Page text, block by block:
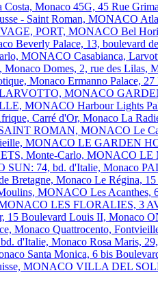
Costa, Monaco 45G, 45 Rue
- Saint Roman, MONACO
PORT, MONACO Bel
Beverly Palace, 13, boulevard
MONACO Casabianca,
Monaco Domes, 2, rue des Lilas,
Monaco Ermanno Palace,
MONACO
MONACO Harbour Lights
Carré d'Or, Monaco La
ROMAN, MONACO Le
MONACO LE GARDEN
Monte-Carlo, MONACO LE
SUN: 74, bd. d'Italie, Monaco
Bretagne, Monaco Le Régina,
MONACO Les Acanthes,
LES FLORALIES, 3
15 Boulevard Louis II, Monaco
Monaco Quattrocento,
d'Italie, Monaco Rosa Maris,
Santa Monica, 6 bis
MONACO VILLA DEL